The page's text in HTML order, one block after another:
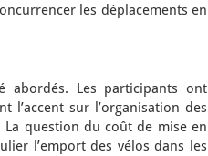
les déplacements en
abordés. Les participants ont
l’accent sur l’organisation des
question du coût de mise en
l’emport des vélos dans les